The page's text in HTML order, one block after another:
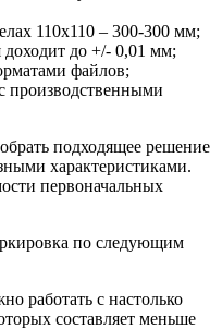
110х110 – 300-300 мм;
до +/- 0,01 мм;
файлов;
производственными
подходящее решение
характеристиками.
первоначальных
по следующим
работать с настолько
составляет меньше